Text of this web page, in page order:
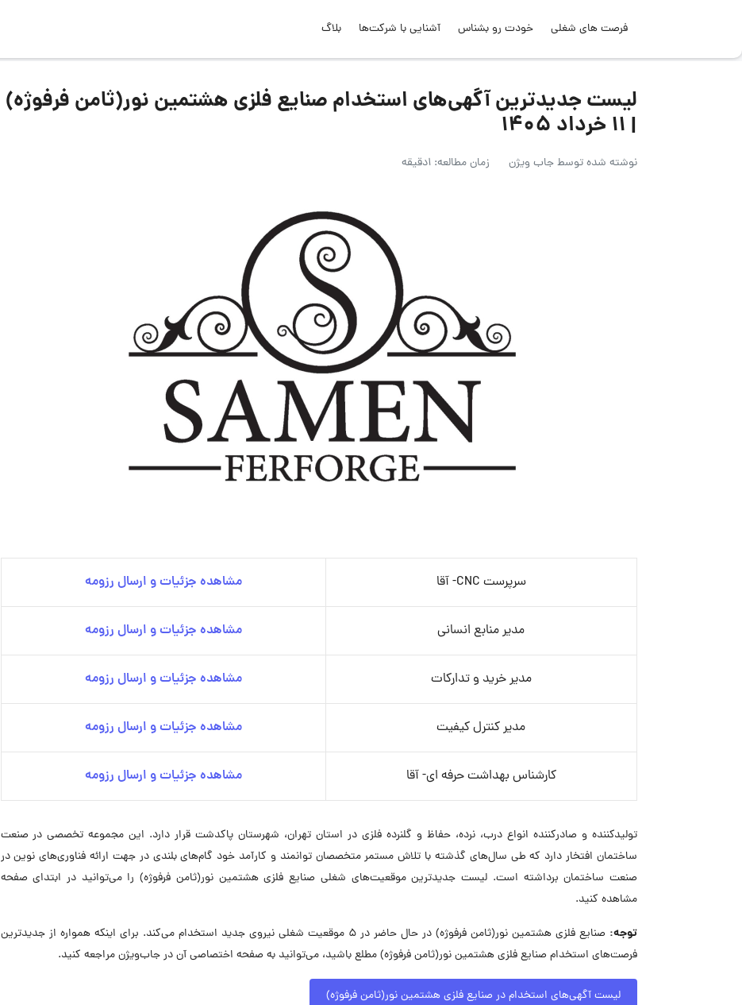
فرصت های شغلی خودت رو بشناس آشنایی با شرکت‌ها بلاگ
لیست جدیدترین آگهی‌های استخدام صنایع فلزی هشتمین نور(ثامن فرفوژه)
| ۱۱ خرداد ۱۴۰۵
نوشته شده توسطجاب ویژن زمان مطالعه: 1دقیقه
سرپرست CNC- آقا مشاهده جزئیات و ارسال رزومه
مدیر منابع انسانی مشاهده جزئیات و ارسال رزومه
مدیر خرید و تدارکات مشاهده جزئیات و ارسال رزومه
مدیر کنترل کیفیت مشاهده جزئیات و ارسال رزومه
کارشناس بهداشت حرفه ای- آقا مشاهده جزئیات و ارسال رزومه
تولیدکننده و صادرکننده انواع درب، نرده، حفاظ و گلنرده فلزی در استان تهران، شهرستان پاکدشت قرار دارد. این مجموعه تخصصی در صنعت
ساختمان افتخار دارد که طی سال‌های گذشته با تلاش مستمر متخصصان توانمند و کارآمد خود گام‌های بلندی در جهت ارائه فناوری‌های نوین در
صنعت ساختمان برداشته است. لیست جدیدترین موقعیت‌های شغلی صنایع فلزی هشتمین نور(ثامن فرفوژه) را می‌توانید در ابتدای صفحه
مشاهده کنید.
توجه:
صنایع فلزی هشتمین نور(ثامن فرفوژه) در حال حاضر در ۵ موقعیت شغلی نیروی جدید استخدام می‌کند. برای اینکه همواره از جدیدترین
فرصت‌های استخدام صنایع فلزی هشتمین نور(ثامن فرفوژه) مطلع باشید، می‌توانید به صفحه اختصاصی آن در جاب‌ویژن مراجعه کنید.
لیست آگهی‌های استخدام در صنایع فلزی هشتمین نور(ثامن فرفوژه)